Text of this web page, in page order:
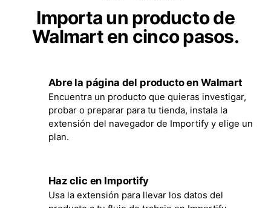
Importa un producto de
Walmart en cinco pasos.
Abre la página del producto en Walmart
Encuentra un producto que quieras investigar,
probar o preparar para tu tienda, instala la
extensión del navegador de Importify y elige un
plan.
Haz clic en Importify
Usa la extensión para llevar los datos del